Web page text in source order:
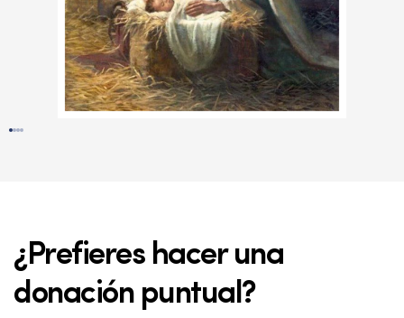
¿Prefieres hacer una
donación puntual?